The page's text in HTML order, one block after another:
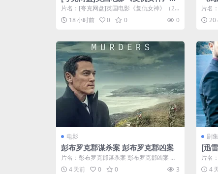
（2007）悬疑 / 犯罪 豆瓣8.1
片名：[夸克网盘]英国电影《复仇女神》（20
07）悬疑 / 犯罪 豆瓣8.1 分...
18 小时前 0 0 0
夸
片名
克下
20
电影
彭布罗克郡谋杀案 彭布罗克郡凶案
片名：彭布罗克郡谋杀案 彭布罗克郡凶案 分
类：电影 详情介绍 《彭布罗克郡谋杀案...
4 天前 0 0 3
剧集
[迅
悚
片名
豆瓣
4